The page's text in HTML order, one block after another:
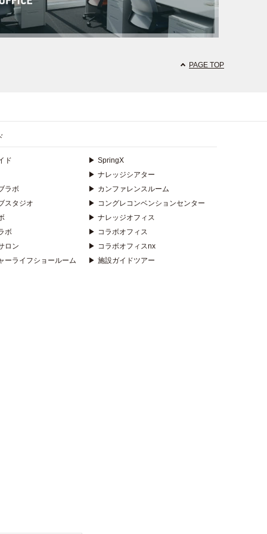
PAGE TOP
ド
ラボ
スタジオ
ボ
ロン
ーライフショールーム
▶ SpringX
▶ ナレッジシアター
▶ カンファレンスルーム
▶ コングレコンベンションセンター
▶ ナレッジオフィス
▶ コラボオフィス
▶ コラボオフィスnx
▶ 施設ガイドツアー